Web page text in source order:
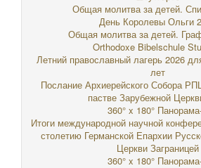
Общая молитва за детей.
День Королевы Ольги
Общая молитва за детей.
Orthodoxe Bibelschule
Летний православный лагерь 2026
лет
Послание Архиерейского Собора
пастве Зарубежной
360° x 180°
Итоги международной научной
столетию Германской Епархии
Церкви Заграницей
360° x 180°